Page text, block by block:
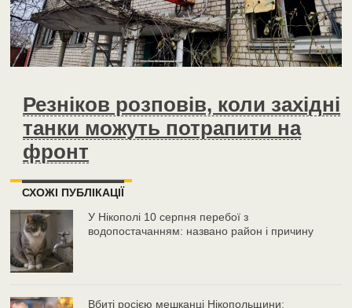
Резніков розповів, коли західні
танки можуть потрапити на
фронт
СХОЖІ ПУБЛІКАЦІЇ
У Нікополі 10 серпня перебої з
водопостачанням: названо район і причину
Вбиті росією мешканці Нікопольщини: